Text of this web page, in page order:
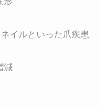
イルといった爪疾患
減